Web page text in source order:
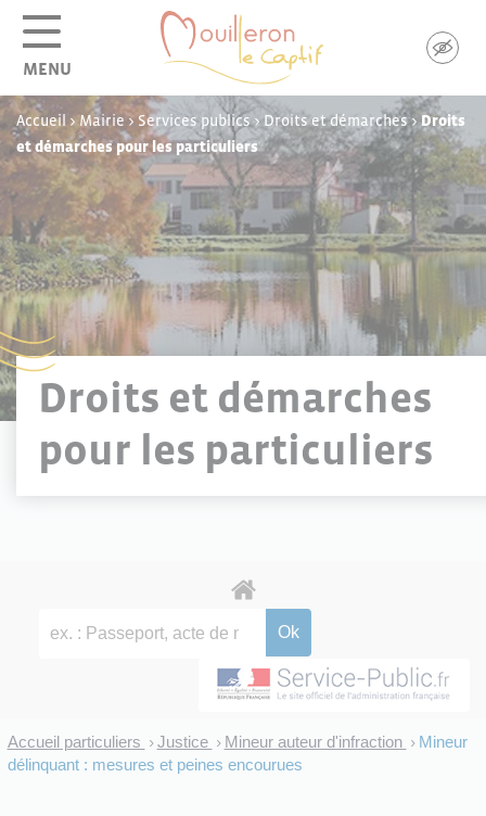
MENU
Accueil >Mairie> Services publics>Droits et démarches>Droits
et démarches pour les particuliers
Droits et démarches
pour les particuliers
Accueil particuliers > Justice > Mineur auteur d'infraction > Mineur
délinquant : mesures et peines encourues
Panneau de gestion des cookies